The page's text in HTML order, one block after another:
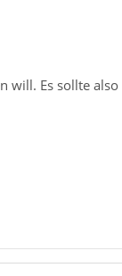
will. Es sollte